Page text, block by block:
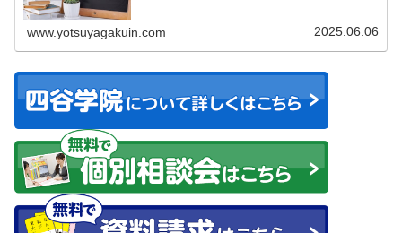
www.yotsuyagakuin.com 2025.06.06